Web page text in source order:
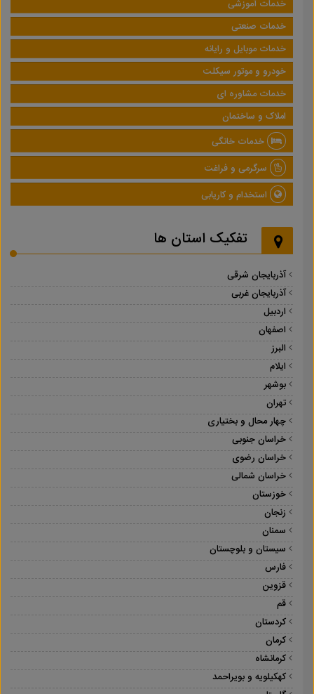
خدمات آموزشی
خدمات صنعتی
خدمات موبایل و رایانه
خودرو و موتور سیکلت
خدمات مشاوره ای
املاک و ساختمان
خدمات خانگی
سرگرمی و فراغت
استخدام و کاریابی
تفکیک استان ها
آذربایجان شرقی
آذربایجان غربی
اردبیل
اصفهان
البرز
ایلام
بوشهر
تهران
چهار محال و بختیاری
خراسان جنوبی
خراسان رضوی
خراسان شمالی
خوزستان
زنجان
سمنان
سیستان و بلوچستان
فارس
قزوین
قم
کردستان
کرمان
کرمانشاه
کهکیلویه و بویراحمد